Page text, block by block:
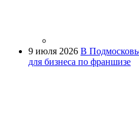
9 июля 2026 В
для бизнеса по франшизе